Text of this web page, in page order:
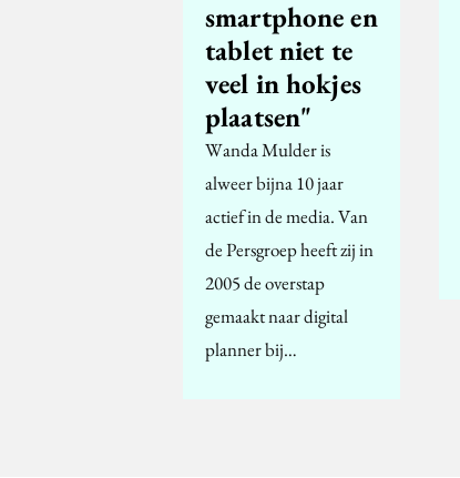
smartphone en
tablet niet te
veel in hokjes
plaatsen"
Wanda Mulder is
alweer bijna 10 jaar
actief in de media. Van
de Persgroep heeft zij in
2005 de overstap
gemaakt naar digital
planner bij…